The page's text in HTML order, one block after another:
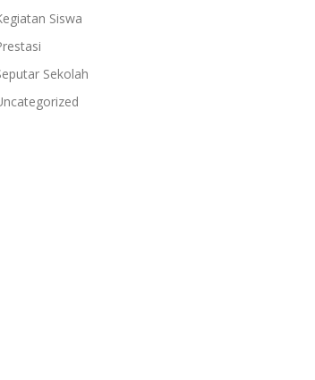
Siswa
Sekolah